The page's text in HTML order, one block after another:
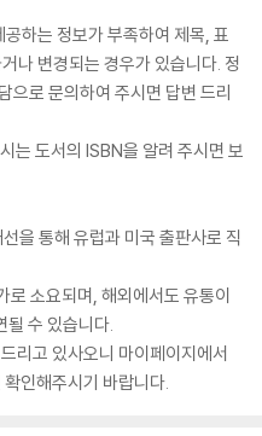
하는 정보가 부족하여 제목, 표
나 변경되는 경우가 있습니다. 정
으로 문의하여 주시면 답변 드리
는 도서의 ISBN을 알려 주시면 보
을 통해 유럽과 미국 출판사로 직
소요되며, 해외에서도 유통이
될 수 있습니다.
리고 있사오니 마이페이지에서
인해주시기 바랍니다.